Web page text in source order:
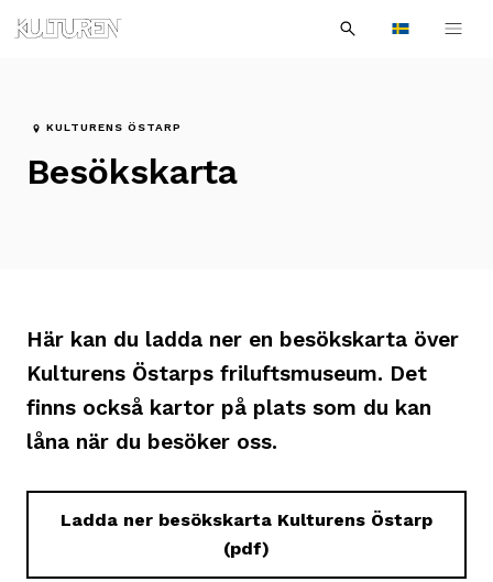
navigationen
innehållet
Languages
efter:
Sök
KULTURENS ÖSTARP
Besökskarta
Här kan du ladda ner en besökskarta över
Kulturens Östarps friluftsmuseum. Det
finns också kartor på plats som du kan
låna när du besöker oss.
Ladda ner besökskarta Kulturens Östarp
(pdf)